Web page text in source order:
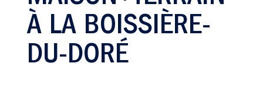
À LA BOISSIÈRE-
DU-DORÉ